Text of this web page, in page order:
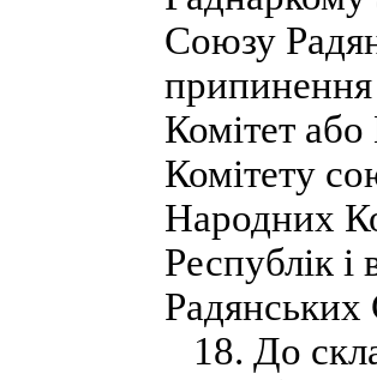
Союзу
Комітет
Комітету
Народних
Республік
Радянських
18. До